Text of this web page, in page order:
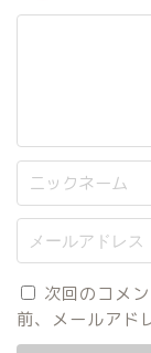
次回のコメ
前、メールアド